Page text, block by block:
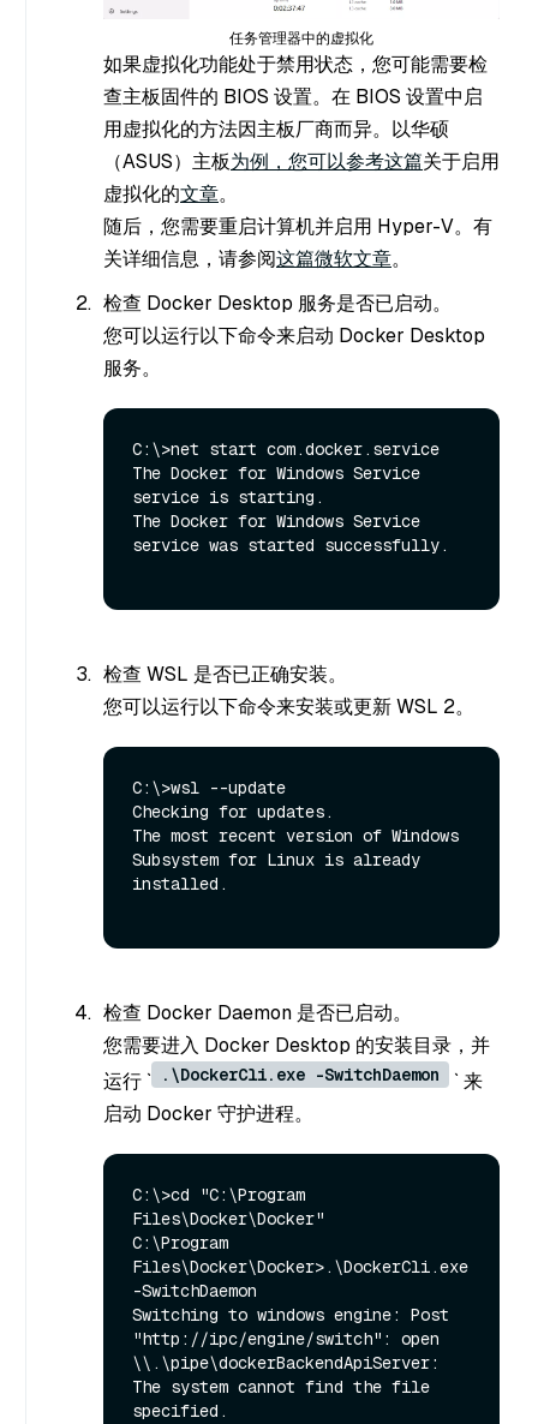
任务管理器中的虚拟化
如果虚拟化功能处于禁用状态，您可能需要检
查主板固件的 BIOS 设置。在 BIOS 设置中启
用虚拟化的方法因主板厂商而异。以华硕
（ASUS）主板为例，您可以参考这篇关于启用
虚拟化的文章。
随后，您需要重启计算机并启用 Hyper-V。有
关详细信息，请参阅这篇微软文章。
检查 Docker Desktop 服务是否已启动。
您可以运行以下命令来启动 Docker Desktop
服务。
C:\>net start com.docker.service
The Docker for Windows Service
service is starting.
The Docker for Windows Service
service was started successfully.
检查 WSL 是否已正确安装。
您可以运行以下命令来安装或更新 WSL 2。
C:\>wsl --update
Checking for updates.
The most recent version of Windows
Subsystem for Linux is already
installed.
检查 Docker Daemon 是否已启动。
您需要进入 Docker Desktop 的安装目录，并
运行 `
.\DockerCli.exe -SwitchDaemon
` 来
启动 Docker 守护进程。
C:\>cd "C:\Program
Files\Docker\Docker"
C:\Program
Files\Docker\Docker>.\DockerCli.exe
-SwitchDaemon
Switching to windows engine: Post
"http://ipc/engine/switch": open
\\.\pipe\dockerBackendApiServer:
The system cannot find the file
specified.